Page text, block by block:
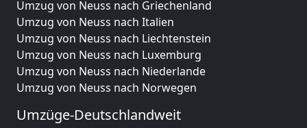
Umzug von Neuss nach Griechenland
Umzug von Neuss nach Italien
Umzug von Neuss nach Liechtenstein
Umzug von Neuss nach Luxemburg
Umzug von Neuss nach Niederlande
Umzug von Neuss nach Norwegen
Umzüge-Deutschlandweit